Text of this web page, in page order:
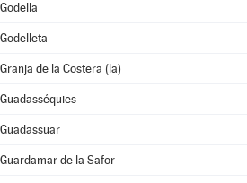
Godella
Godelleta
Granja de la Costera (la)
Guadasséquies
Guadassuar
Guardamar de la Safor